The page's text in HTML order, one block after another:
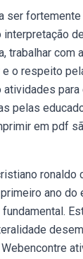
trabalhar com
o respeito
para
pelas
em pdf
ronaldo
ano